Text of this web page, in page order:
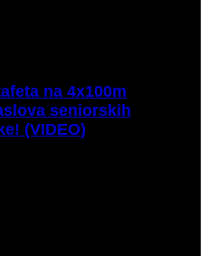
na 4x100m
seniorskih
(VIDEO)